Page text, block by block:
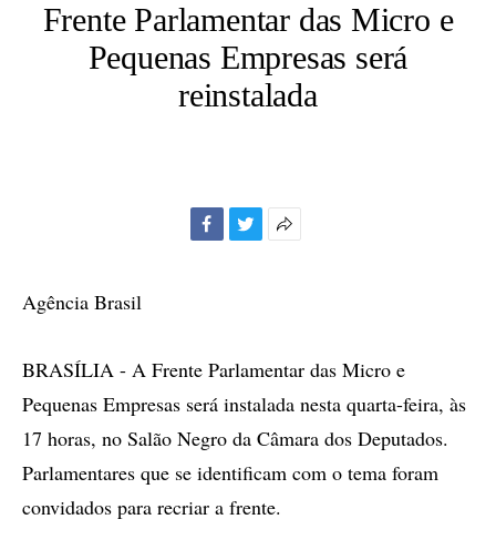
Frente Parlamentar das Micro e
Pequenas Empresas será
reinstalada
Agência Brasil
BRASÍLIA - A Frente Parlamentar das Micro e
Pequenas Empresas será instalada nesta quarta-feira, às
17 horas, no Salão Negro da Câmara dos Deputados.
Parlamentares que se identificam com o tema foram
convidados para recriar a frente.